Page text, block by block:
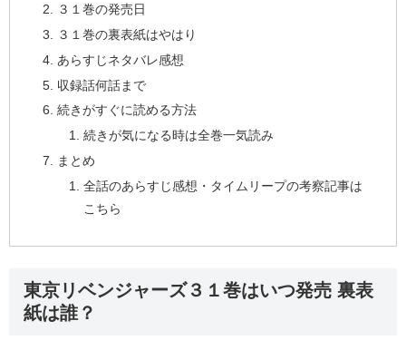
３１巻の発売日
３１巻の裏表紙はやはり
あらすじネタバレ感想
収録話何話まで
続きがすぐに読める方法
続きが気になる時は全巻一気読み
まとめ
全話のあらすじ感想・タイムリープの考察記事は
こちら
東京リベンジャーズ３１巻はいつ発売 裏表
紙は誰？